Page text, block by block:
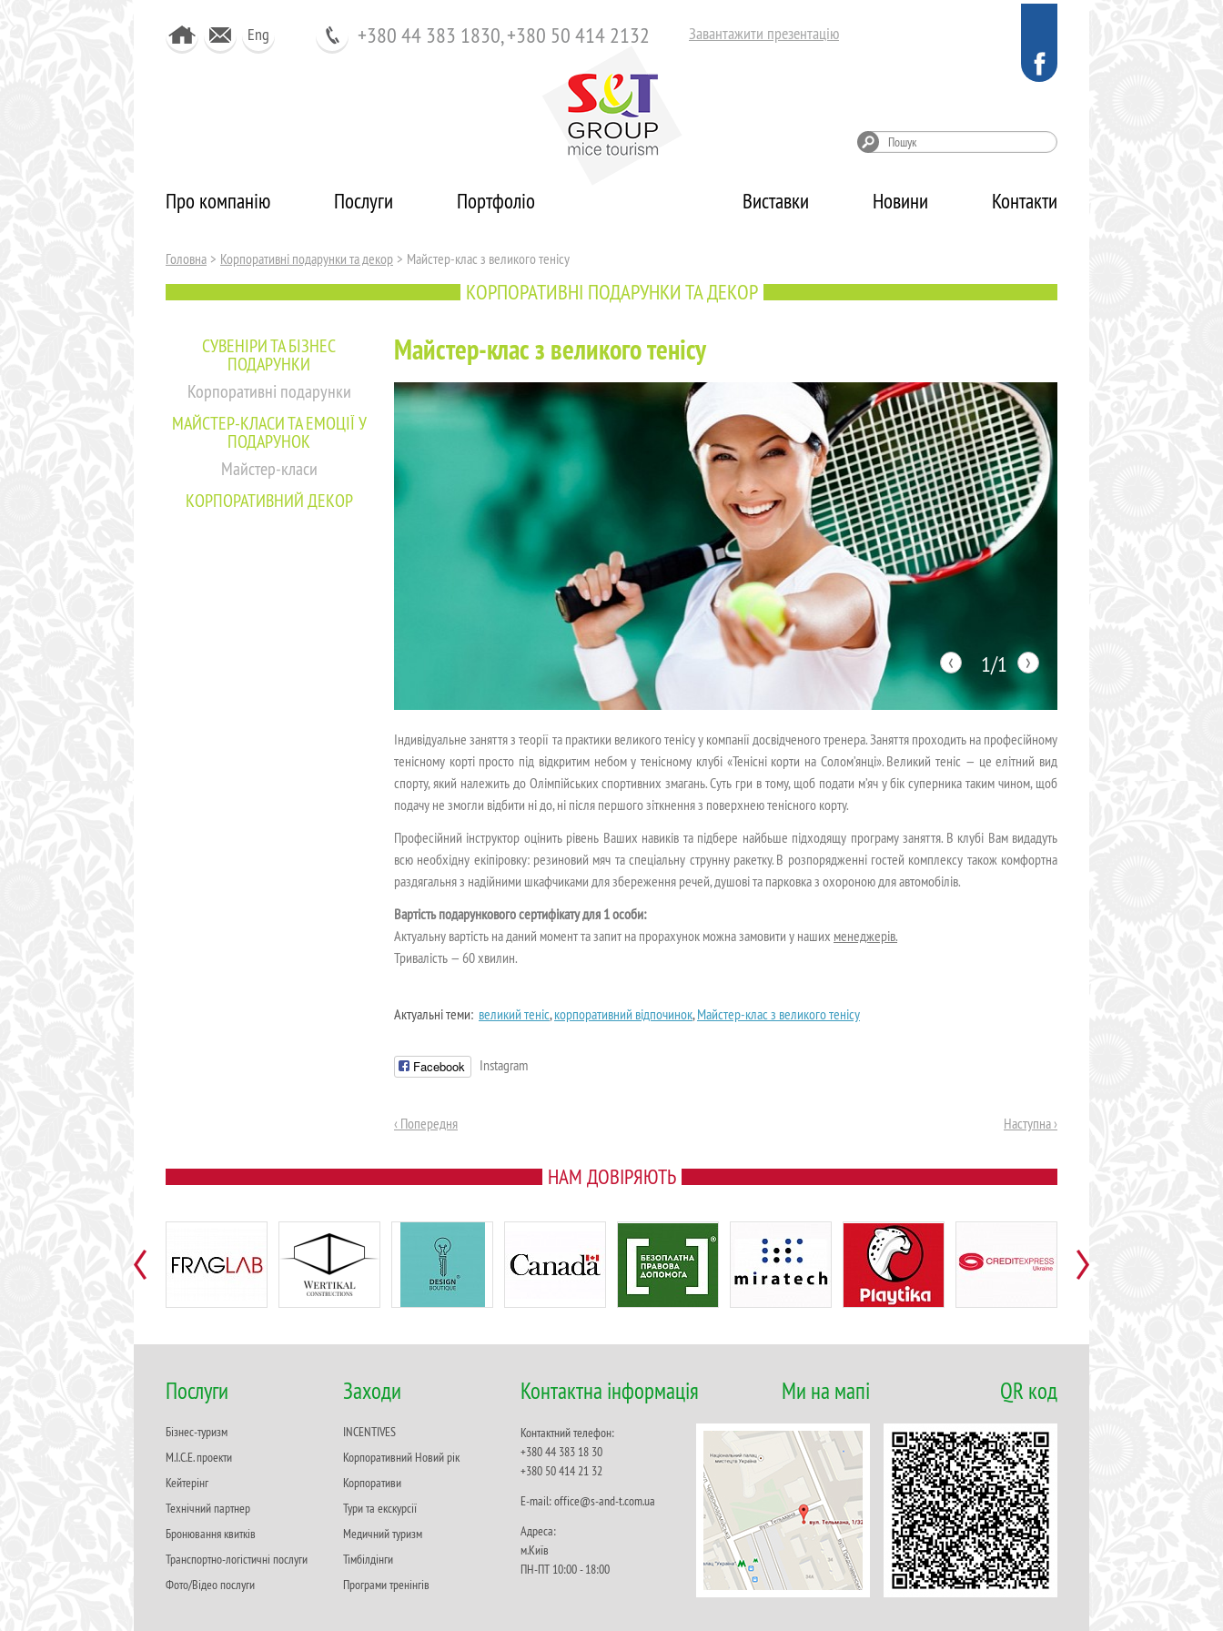
Eng +380 44 383 1830, +380 50 414 2132 Завантажити презентацію
Про компанію Послуги Портфоліо Виставки Новини Контакти
Головна > Корпоративні подарунки та декор > Майстер-клас з великого тенісу
КОРПОРАТИВНІ ПОДАРУНКИ ТА ДЕКОР
СУВЕНІРИ ТА БІЗНЕС
ПОДАРУНКИ
Корпоративні подарунки
МАЙСТЕР-КЛАСИ ТА ЕМОЦІЇ У
ПОДАРУНОК
Майстер-класи
КОРПОРАТИВНИЙ ДЕКОР
Майстер-клас з великого тенісу
1/1
‹ ›
Індивідуальне заняття з теорії та практики великого тенісу у компанії досвідченого тренера. Заняття проходить на професійному
тенісному корті просто під відкритим небом у тенісному клубі «Тенісні корти на Солом’янці». Великий теніс — це елітний вид
спорту, який належить до Олімпійських спортивних змагань. Суть гри в тому, щоб подати м’яч у бік суперника таким чином, щоб
подачу не змогли відбити ні до, ні після першого зіткнення з поверхнею тенісного корту.
Професійний інструктор оцінить рівень Ваших навиків та підбере найбьше підходящу програму заняття. В клубі Вам видадуть
всю необхідну екіпіровку: резиновий мяч та спеціальну струнну ракетку. В розпорядженні гостей комплексу також комфортна
раздягальня з надійними шкафчиками для збереження речей, душові та парковка з охороною для автомобілів.
Вартість подарункового сертифікату для 1 особи:
Актуальну вартість на даний момент та запит на прорахунок можна замовити у наших менеджерів.
Тривалість — 60 хвилин.
Актуальні теми: великий теніс,корпоративний відпочинок,Майстер-клас з великого тенісу
Facebook Instagram
‹ Попередня Наступна ›
НАМ ДОВІРЯЮТЬ
Послуги
Бізнес-туризм
M.I.C.E. проекти
Кейтерінг
Технічний партнер
Бронювання квитків
Транспортно-логістичні послуги
Фото/Відео послуги
Заходи
INCENTIVES
Корпоративний Новий рік
Корпоративи
Тури та екскурсії
Медичний туризм
Тімбілдінги
Програми тренінгів
Контактна інформація Ми на мапі
Контактний телефон:
+380 44 383 18 30
+380 50 414 21 32
Е-mail: office@s-and-t.com.ua
Адреса:
м.Київ
ПН-ПТ 10:00 - 18:00
QR код